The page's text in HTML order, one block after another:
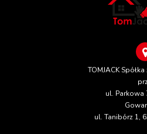
TOMJACK
ul. Parkowa
ul. Tanibórz 1,